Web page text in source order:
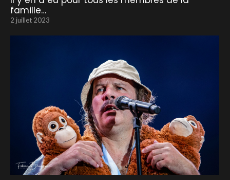
famille…
2 juillet 2023